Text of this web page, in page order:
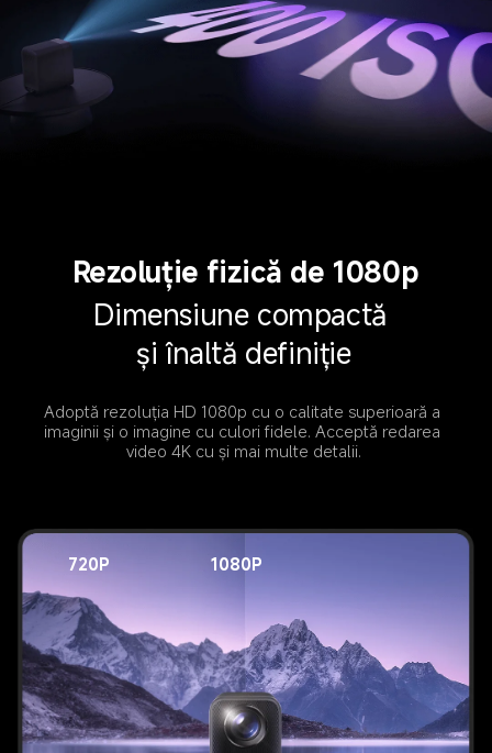
Rezoluție fizică de 1080p
Dimensiune compactă
și înaltă definiție
Adoptă rezoluția HD 1080p cu o calitate superioară a
imaginii și o imagine cu culori fidele. Acceptă redarea
video 4K cu și mai multe detalii.
720P 1080P